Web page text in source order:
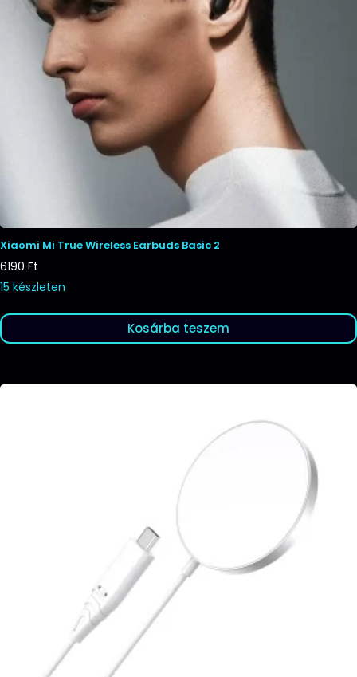
Xiaomi Mi True Wireless Earbuds Basic 2
6190 Ft
15 készleten
Kosárba teszem